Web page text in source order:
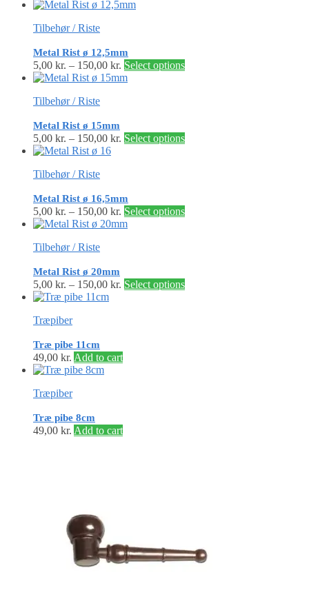
Tilbehør / Riste
Metal Rist ø 12,5mm
5,00 kr. – 150,00 kr. Select options
Tilbehør / Riste
Metal Rist ø 15mm
5,00 kr. – 150,00 kr. Select options
Tilbehør / Riste
Metal Rist ø 16,5mm
5,00 kr. – 150,00 kr. Select options
Tilbehør / Riste
Metal Rist ø 20mm
5,00 kr. – 150,00 kr. Select options
Træpiber
Træ pibe 11cm
49,00 kr. Add to cart
Træpiber
Træ pibe 8cm
49,00 kr. Add to cart